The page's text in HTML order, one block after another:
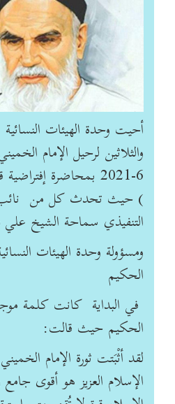
أحيت وحدة الهيئات النسائية
6-2021 بمحاضرة
) حيث تحدث كل من
التنفيذي سماحة الشيخ
ومسؤولة وحدة الهيئات
الحكيم
في البداية كانت كلمة
الحكيم حيث قالت:
لقد أثْبَتت ثورة الإمام
الإسلام العزيز هو أقوى